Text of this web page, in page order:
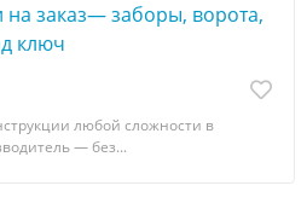
на заказ— заборы, ворота,
ключ
любой сложности в
— без...